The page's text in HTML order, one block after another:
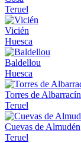
Teruel
Vicién
Huesca
Baldellou
Huesca
Torres de Albarracín
Teruel
Cuevas de Almudén
Teruel